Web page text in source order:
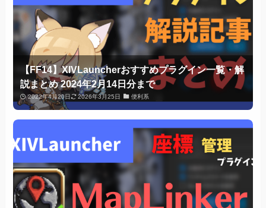
【FF14】XIVLauncherおすすめプラグイン一覧・解
説まとめ 2024年2月14日分まで
2022年4月20日 2026年3月25日 便利系